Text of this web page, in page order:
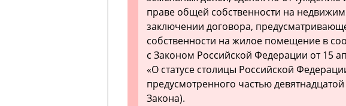
праве общей собственности на
заключении договора,
собственности на жилое помещение в
с Законом Российской Федерации от 15
«О статусе столицы Российской
предусмотренного частью девятнадцатой
Закона).